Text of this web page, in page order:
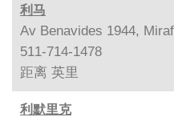
利马
Av Benavides 1944,
511-714-1478
距离 英里
利默里克